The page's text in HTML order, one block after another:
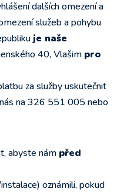
dalších omezení a
služeb a pohybu
je naše
40, Vlašim pro
za služby uskutečnit
na 326 551 005 nebo
abyste nám před
oznámili, pokud